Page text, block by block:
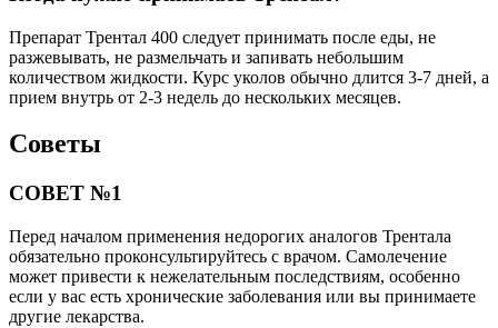
Препарат Трентал 400 следует принимать после еды, не
разжевывать, не размельчать и запивать небольшим
количеством жидкости. Курс уколов обычно длится 3-7 дней, а
прием внутрь от 2-3 недель до нескольких месяцев.
Советы
СОВЕТ №1
Перед началом применения недорогих аналогов Трентала
обязательно проконсультируйтесь с врачом. Самолечение
может привести к нежелательным последствиям, особенно
если у вас есть хронические заболевания или вы принимаете
другие лекарства.